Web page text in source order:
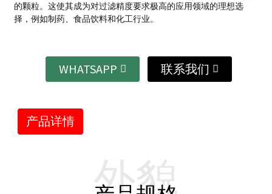
的颗粒。这使其成为对过滤精度要求极高的应用领域的理想选
择，例如制药、食品饮料和化工行业。
WHATSAPP 联系我们
产品详情
外貌